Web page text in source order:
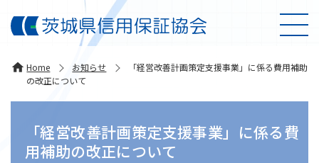
Home お知らせ
「経営改善計画策定支援事業」に係る費用補助
の改正について
「経営改善計画策定支援事業」に係る費
用補助の改正について